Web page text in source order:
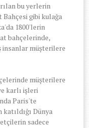
bu yerlerin
Bahçesi gibi kulağa
1800'lerin
bahçelerinde,
insanlar müşterilere
müşterilere
karlı işleri
Paris'te
Dünya
sadece